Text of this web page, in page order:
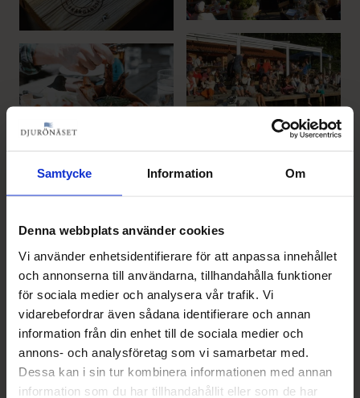
Samtycke Information Om
Denna webbplats använder cookies
Vi använder enhetsidentifierare för att anpassa innehållet
och annonserna till användarna, tillhandahålla funktioner
för sociala medier och analysera vår trafik. Vi
vidarebefordrar även sådana identifierare och annan
information från din enhet till de sociala medier och
annons- och analysföretag som vi samarbetar med.
Dessa kan i sin tur kombinera informationen med annan
information som du har tillhandahållit eller som de har